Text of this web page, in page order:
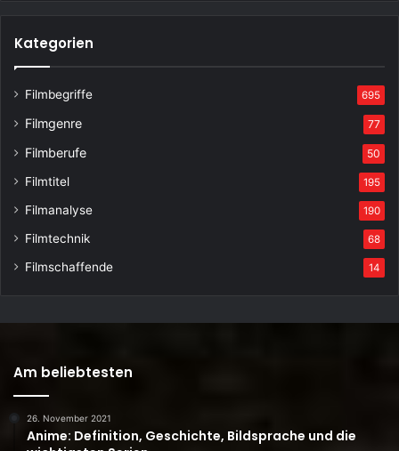
Kategorien
Filmbegriffe 695
Filmgenre 77
Filmberufe 50
Filmtitel 195
Filmanalyse 190
Filmtechnik 68
Filmschaffende 14
Am beliebtesten
26. November 2021
Anime: Definition, Geschichte, Bildsprache und die